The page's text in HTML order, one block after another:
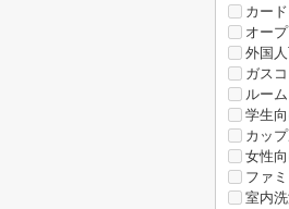
カー
オー
外国
ガス
ルー
学生
カッ
女性
ファ
室内